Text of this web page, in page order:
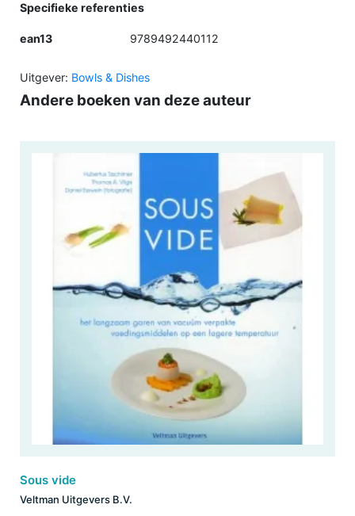
Specifieke referenties
ean13 9789492440112
Uitgever: Bowls & Dishes
Andere boeken van deze auteur
Sous vide
Veltman Uitgevers B.V.